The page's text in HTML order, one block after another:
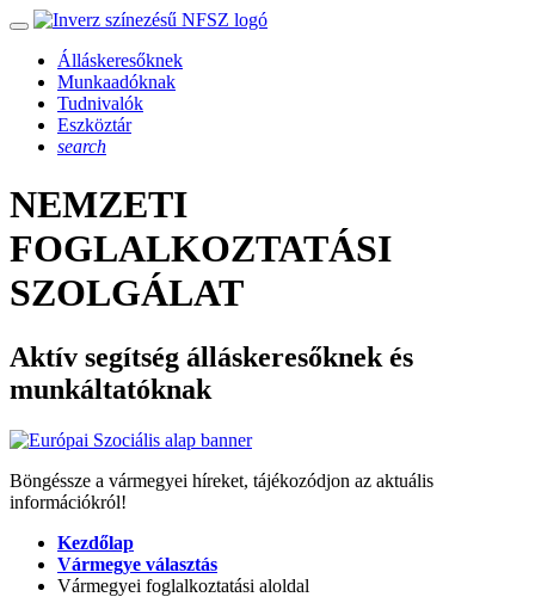
Álláskeresőknek
Munkaadóknak
Tudnivalók
Eszköztár
search
NEMZETI
FOGLALKOZTATÁSI
SZOLGÁLAT
Aktív segítség álláskeresőknek és
munkáltatóknak
Böngéssze a vármegyei híreket, tájékozódjon az aktuális
információkról!
Kezdőlap
Vármegye választás
Vármegyei foglalkoztatási aloldal